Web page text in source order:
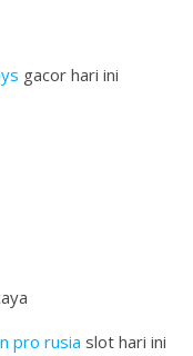
gacor hari ini
pro rusia slot hari ini